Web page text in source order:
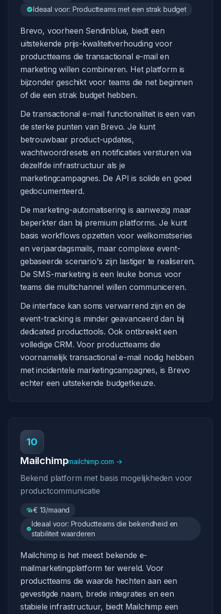
Ideaal voor: Productteams met een strak budget
Brevo, voorheen Sendinblue, biedt een
uitstekende prijs-kwaliteitverhouding voor
productteams die transactional e-mail en
marketing willen combineren. Het platform is
bijzonder geschikt voor teams die net beginnen
of die een strak budget hebben.
De transactional e-mail functionaliteit is een van
de sterke punten van Brevo. Je kunt
betrouwbaar product-updates,
wachtwoordresets en notificaties versturen via
dezelfde infrastructuur als je
marketingcampagnes. De API is solide en goed
gedocumenteerd.
De marketing-automatisering is aanwezig maar
beperkter dan bij premium platforms. Je kunt
basis workflows opzetten voor welkomstseries
en verjaardagsmails, maar complexe event-
gebaseerde scenario's zijn lastiger te realiseren.
De SMS-marketing is een leuke bonus voor
teams die multichannel willen communiceren.
De interface kan soms verwarrend zijn en de
event-tracking is minder geavanceerd dan bij
dedicated producttools. Ook ontbreekt een
volledige CRM. Voor productteams die
voornamelijk transactional e-mail nodig hebben
met incidentele marketingcampagnes, is Brevo
echter een uitstekende budgetkeuze.
10
Mailchimpmailchimp.com →
Bekend platform met basis mogelijkheden voor
productcommunicatie
€ 13/maand
Ideaal voor: Productteams die bekendheid en
stabiliteit waarderen
Mailchimp is het meest bekende e-
mailmarketingplatform ter wereld. Voor
productteams die waarde hechten aan een
gevestigde naam, brede integraties en een
stabiele infrastructuur, biedt Mailchimp een